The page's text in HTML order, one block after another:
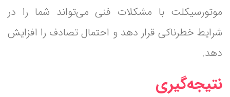
موتورسیکلت با مشکلات فنی می‌تواند شما را در
شرایط خطرناکی قرار دهد و احتمال تصادف را افزایش
دهد.
نتیجه‌گیری